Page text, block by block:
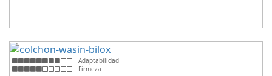
Adaptabilidad
Firmeza